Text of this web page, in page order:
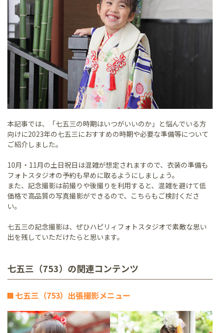
本記事では、「七五三の時期はいつがいいのか」と悩んでいる方
向けに2023年の七五三におすすめの時期や必要な準備等について
ご紹介しました。
10月・11月の土日祝日は混雑が想定されますので、衣装の準備も
フォトスタジオの予約も早めに取るようにしましょう。
また、記念撮影は前撮りや後撮りを利用すると、混雑を避けて低
価格で高品質の写真撮影ができるので、こちらもご検討くださ
い。
七五三の記念撮影は、ぜひハピリィフォトスタジオで素敵な思い
出を残していただけたらと思います。
七五三（753）の関連コンテンツ
七五三（753）出張撮影メニュー